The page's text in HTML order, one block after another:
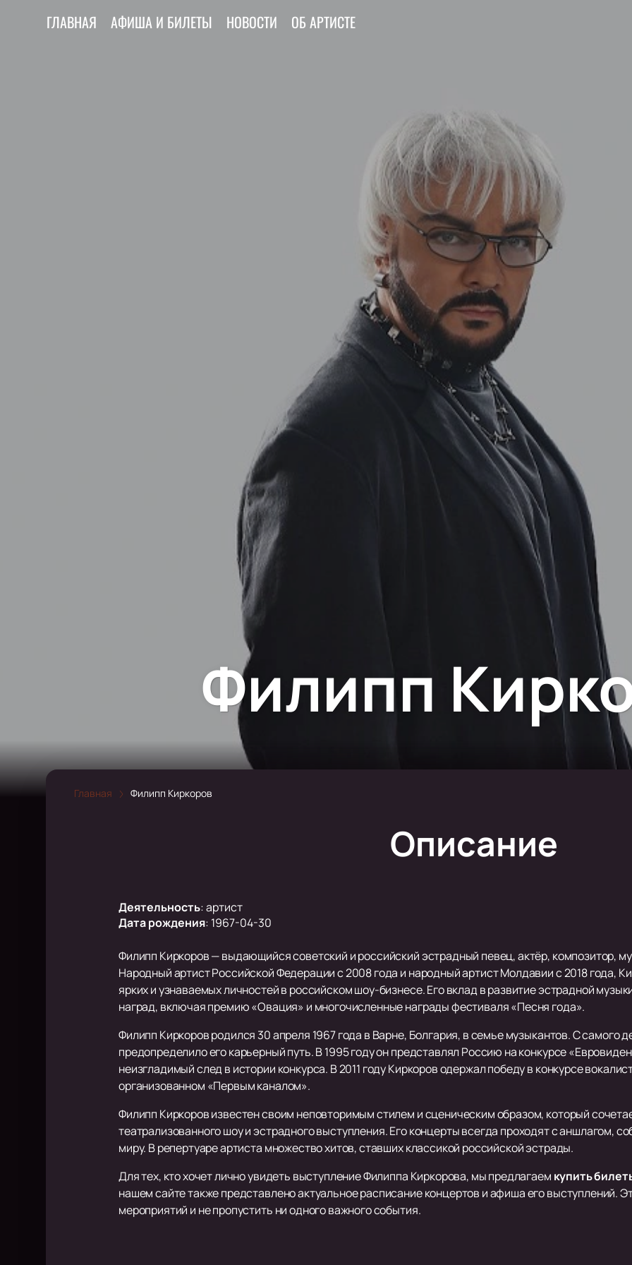
ГЛАВНАЯ АФИША И БИЛЕТЫ НОВОСТИ ОБ АРТИСТЕ
Филипп
Главная Филипп Киркоров
Описание
Деятельность:артист
Дата рождения: 1967-04-30
Филипп Киркоров — выдающийся советский и российский эстрадный певец, актёр, композитор,
Народный артист Российской Федерации с 2008 года и народный артист Молдавии с 2018 года,
ярких и узнаваемых личностей в российском шоу-бизнесе. Его вклад в развитие эстрадной
наград, включая премию «Овация» и многочисленные награды фестиваля «Песня года».
Филипп Киркоров родился 30 апреля 1967 года в Варне, Болгария, в семье музыкантов. С самого
предопределило его карьерный путь. В 1995 году он представлял Россию на конкурсе
неизгладимый след в истории конкурса. В 2011 году Киркоров одержал победу в конкурсе
организованном «Первым каналом».
Филипп Киркоров известен своим неповторимым стилем и сценическим образом, который
театрализованного шоу и эстрадного выступления. Его концерты всегда проходят с аншлагом,
миру. В репертуаре артиста множество хитов, ставших классикой российской эстрады.
Для тех, кто хочет лично увидеть выступление Филиппа Киркорова, мы предлагаем купить
нашем сайте также представлено актуальное расписание концертов и афиша его выступлений.
мероприятий и не пропустить ни одного важного события.